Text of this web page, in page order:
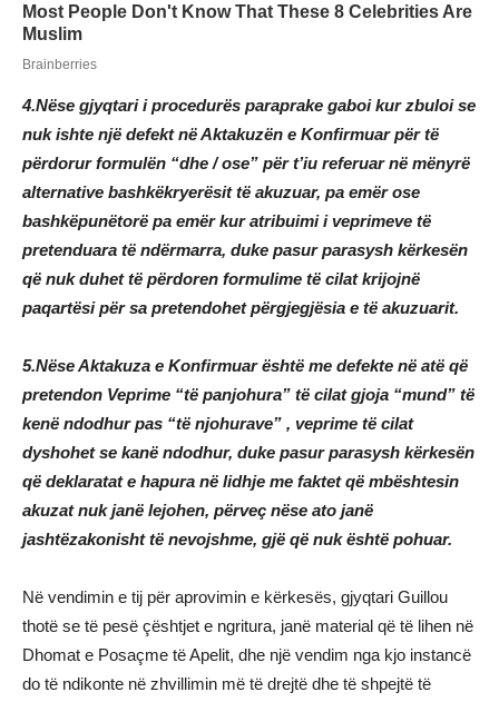
4.Nëse gjyqtari i procedurës paraprake gaboi kur zbuloi se
nuk ishte një defekt në Aktakuzën e Konfirmuar për të
përdorur formulën “dhe / ose” për t’iu referuar në mënyrë
alternative bashkëkryerësit të akuzuar, pa emër ose
bashkëpunëtorë pa emër kur atribuimi i veprimeve të
pretenduara të ndërmarra, duke pasur parasysh kërkesën
që nuk duhet të përdoren formulime të cilat krijojnë
paqartësi për sa pretendohet përgjegjësia e të akuzuarit.
5.Nëse Aktakuza e Konfirmuar është me defekte në atë që
pretendon Veprime “të panjohura” të cilat gjoja “mund” të
kenë ndodhur pas “të njohurave” , veprime të cilat
dyshohet se kanë ndodhur, duke pasur parasysh kërkesën
që deklaratat e hapura në lidhje me faktet që mbështesin
akuzat nuk janë lejohen, përveç nëse ato janë
jashtëzakonisht të nevojshme, gjë që nuk është pohuar.
Në vendimin e tij për aprovimin e kërkesës, gjyqtari Guillou
thotë se të pesë çështjet e ngritura, janë material që të lihen në
Dhomat e Posaçme të Apelit, dhe një vendim nga kjo instancë
do të ndikonte në zhvillimin më të drejtë dhe të shpejtë të